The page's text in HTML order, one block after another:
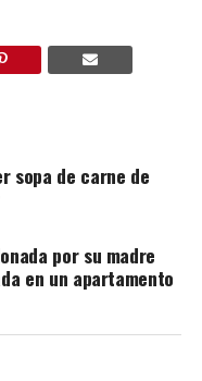
sopa de carne de
por su madre
en un apartamento